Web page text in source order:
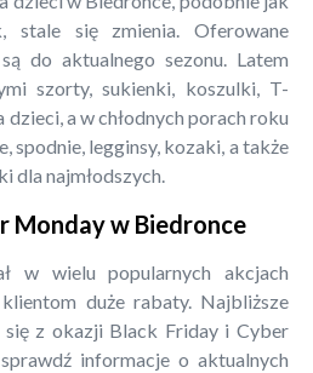
stale się zmienia. Oferowane
do aktualnego sezonu. Latem
szorty, sukienki, koszulki, T-
dzieci, a w chłodnych porach roku
spodnie, legginsy, kozaki, a także
dla najmłodszych.
Monday w Biedronce
w wielu popularnych akcjach
duże rabaty. Najbliższe
z okazji Black Friday i Cyber
informacje o aktualnych